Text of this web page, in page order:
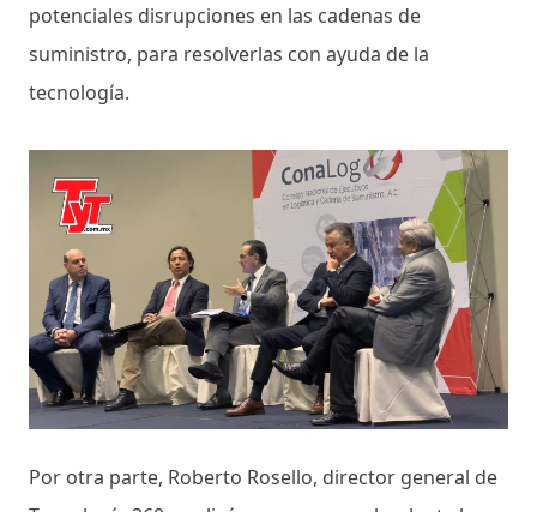
potenciales disrupciones en las cadenas de
suministro, para resolverlas con ayuda de la
tecnología.
Por otra parte, Roberto Rosello, director general de